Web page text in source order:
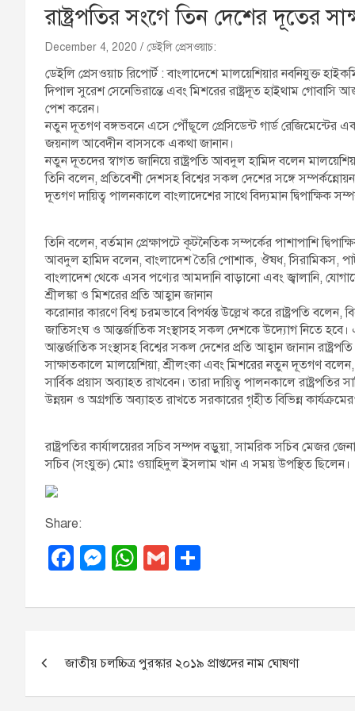
রাষ্ট্রপতির সংগে তিন দেশের দূতের
December 4, 2020 ডেইলি প্রেসওয়াচ:
ডেইলি প্রেসওয়াচ রিপোর্ট : বাংলাদেশে মালয়েশিয়ার নবনিযুক্ত
দিপাল সুরেশ সেনেভিরান্তে এবং মিশরের রাষ্ট্রদূত হাইথাম
পেশ করেন।
নতুন দূতগণ বঙ্গভবনে এসে পৌঁছূলে প্রেসিডেন্ট গার্ড রেজিমেন্টের
জয়নাল আবেদীন বাসসকে একথা জানান।
নতুন দূতদের স্বাগত জানিয়ে রাষ্ট্রপতি আবদুল হামিদ বলেন
তিনি বলেন, প্রতিবেশী দেশসহ বিশ্বের সকল দেশের সঙ্গে
দূতগণ দায়িত্ব পালনকালে বাংলাদেশের সাথে বিদ্যমান দ্বিপাক্ষিক
তিনি বলেন, বর্তমান প্রেক্ষাপটে কূটনৈতিক সম্পর্কের পাশাপাশি
আবদুল হামিদ বলেন, বাংলাদেশ তৈরি পোশাক, ঔষধ, সিরামিকস, পাট
বাংলাদেশ থেকে এসব পণ্যের আমদানি বাড়ানো এবং জ্বালানি,
শ্রীলঙ্কা ও মিশরের প্রতি আহ্বান জানান
করোনার কারণে বিশ্ব চরমভাবে বিপর্যস্ত উল্লেখ করে রাষ্ট্রপতি
জাতিসংঘ ও আন্তর্জাতিক সংস্থাসহ সকল দেশকে উদ্যোগ নিতে
আন্তর্জাতিক সংস্থাসহ বিশ্বের সকল দেশের প্রতি আহ্বান জানান
সাক্ষাতকালে মালয়েশিয়া, শ্রীলংকা এবং মিশরের নতুন দূতগণ
সার্বিক প্রয়াস অব্যাহত রাখবেন। তারা দায়িত্ব পালনকালে
উন্নয়ন ও অগ্রগতি অব্যাহত রাখতে সরকারের গৃহীত বিভিন্ন
রাষ্ট্রপতির কার্যালয়েরর সচিব সম্পদ বড়ুয়া, সামরিক সচিব
সচিব (সংযুক্ত) মোঃ ওয়াহিদুল ইসলাম খান এ সময় উপস্থিত ছিলেন।
Share:
F
c
b
M
ss
n
W
at
A
G
ail ar
জাতীয় চলচ্চিত্র পুরস্কার ২০১৯ প্রাপ্তদের নাম ঘোষণা